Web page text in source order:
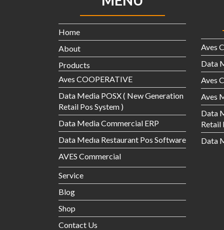
Home
About
Products
Aves COOPERATIVE
Data Media POSX ( New Generation
Retail Pos System )
Data Media Commercial ERP
Data Medıa Restaurant Pos Software
AVES Commercial
Service
Blog
Shop
Contact Us
Aves
Data
Aves
Aves
Data
Retail
Data